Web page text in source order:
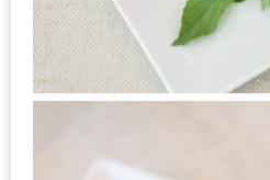
เกิน
200
บาท
ดี